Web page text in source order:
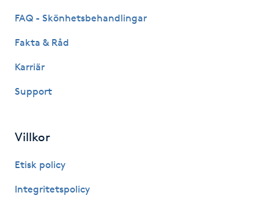
Idrottsmassage
IPL
IR-massage
Japansk massage
FAQ - Skönhetsbehandlingar
Fakta & Råd
Karriär
Support
Villkor
Etisk policy
Integritetspolicy